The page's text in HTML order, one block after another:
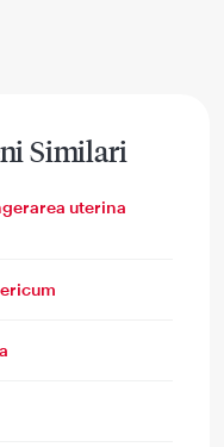
Similari
uterina